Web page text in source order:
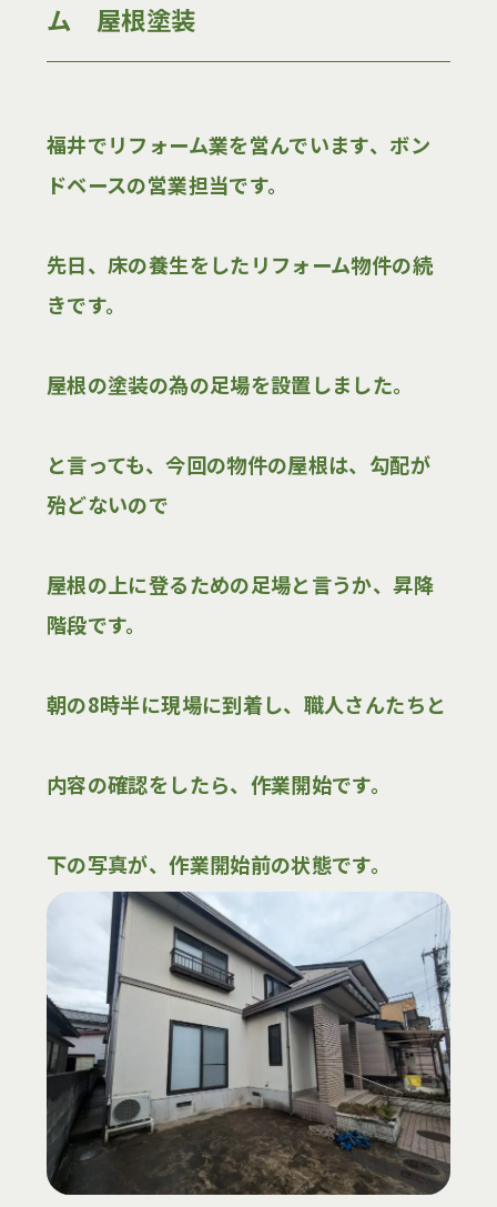
ム 屋根塗装
福井でリフォーム業を営んでいます、ボン
ドベースの営業担当です。
先日、床の養生をしたリフォーム物件の続
きです。
屋根の塗装の為の足場を設置しました。
と言っても、今回の物件の屋根は、勾配が
殆どないので
屋根の上に登るための足場と言うか、昇降
階段です。
朝の8時半に現場に到着し、職人さんたちと
内容の確認をしたら、作業開始です。
下の写真が、作業開始前の状態です。